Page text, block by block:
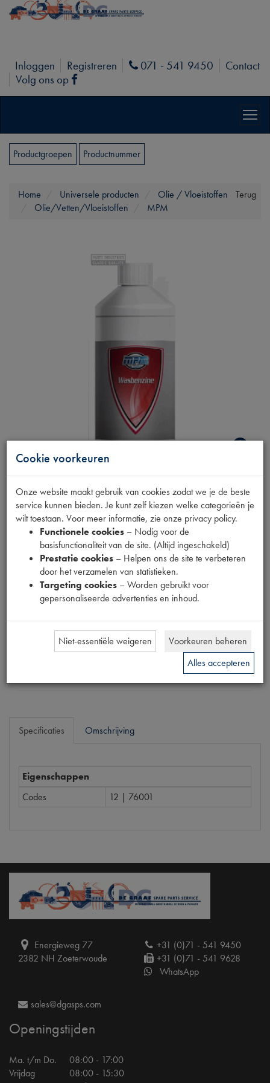
Inloggen Registreren Phone
071 - 541 9450
Contact
Volg ons op
Facebook
Productgroepen Productnummer
Terug
Home Universele producten
Olie / Vloeistoffen
Olie/Vetten/Vloeistoffen
MPM
WASBENZINE 1L
Fabrikant
Productnummer
1915081
€5,60 (€4,63excl. btw)
Dit product kan op dit moment niet besteld worden
Specificaties Omschrijving
Eigenschappen
Codes
12 | 76001
Energieweg 77
2382 NH Zoeterwoude
+31 (0)71 - 541 9450
+31 (0)71 - 541 9628
WhatsApp
sales@dgasps.com
Openingstijden
Ma. t/m Do.
08:00 - 17:00
Vrijdag
08:00 - 15:30
Cookie voorkeuren
Onze website maakt gebruik van cookies zodat we je de beste
service kunnen bieden. Je kunt zelf kiezen welke categorieën je
wilt toestaan. Voor meer informatie, zie onze privacy policy.
Functionele cookies – Nodig voor de
basisfunctionaliteit van de site. (Altijd ingeschakeld)
Prestatie cookies – Helpen ons de site te verbeteren
door het verzamelen van statistieken.
Targeting cookies – Worden gebruikt voor
gepersonaliseerde advertenties en inhoud.
Niet-essentiële weigeren
Voorkeuren beheren
Alles accepteren